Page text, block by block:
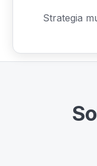
Strategia